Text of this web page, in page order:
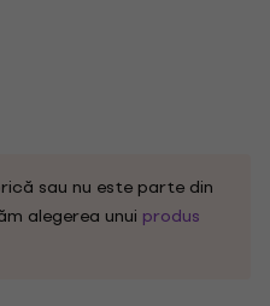
sau nu este parte din
alegerea unui produs